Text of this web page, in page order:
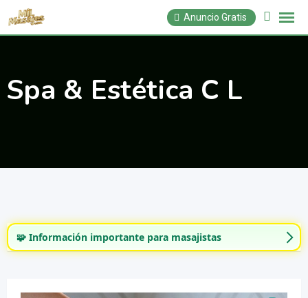
Saltar
Anuncio Gratis
Spa & Estética C L
🧩 Información importante para masajistas